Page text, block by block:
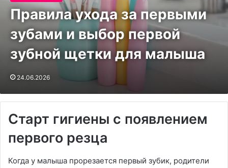
Правила ухода за первыми
зубами и выбор первой
зубной щетки для малыша
24.06.2026
Старт гигиены с появлением
первого резца
Когда у малыша прорезается первый зубик, родители